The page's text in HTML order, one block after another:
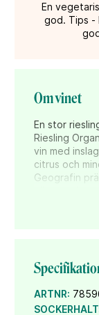
En
god. Tips -
Om vinet
En stor
Riesling
vin med
citrus och
Geografin
klimat. Pfalz
ARTNR: